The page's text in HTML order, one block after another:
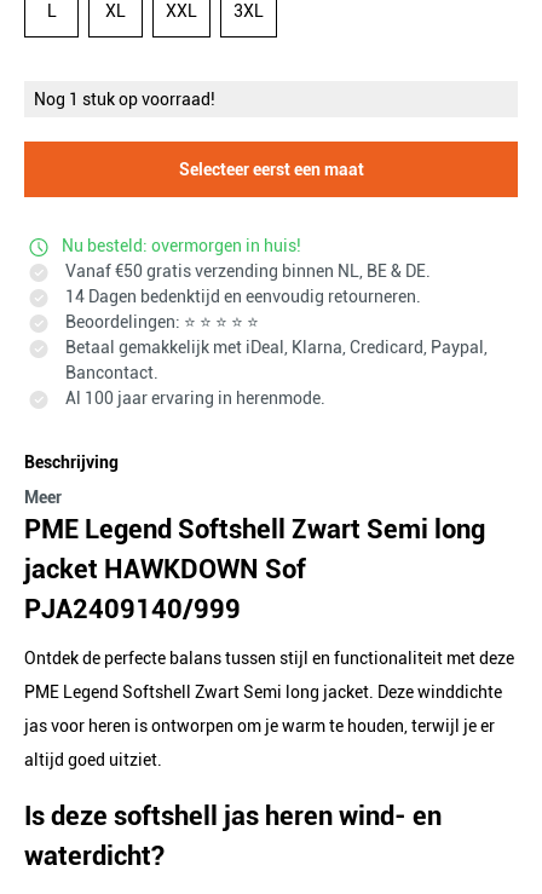
L XL XXL 3XL
Nog 1 stuk op voorraad!
Selecteer eerst een maat
Nu besteld: overmorgen in huis!
Vanaf €50 gratis verzending binnen NL, BE & DE.
14 Dagen bedenktijd en eenvoudig retourneren.
Beoordelingen: ⭐ ⭐ ⭐ ⭐ ⭐
Betaal gemakkelijk met iDeal, Klarna, Credicard, Paypal,
Bancontact.
Al 100 jaar ervaring in herenmode.
Beschrijving
Meer
PME Legend Softshell Zwart Semi long
jacket HAWKDOWN Sof
PJA2409140/999
Ontdek de perfecte balans tussen stijl en functionaliteit met deze
PME Legend Softshell Zwart Semi long jacket. Deze winddichte
jas voor heren is ontworpen om je warm te houden, terwijl je er
altijd goed uitziet.
Is deze softshell jas heren wind- en
waterdicht?